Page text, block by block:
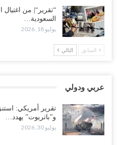
أغسطس 2, 2026
“حضرموت“| تغييرات سعودية بصفوف
بالعبر.. هل بدأت الرياض إعادة هيكلة
أغسطس 2, 2026
أغسطس 2, 2026
“تعز“| غضب شعبي يشلّ الخط الساحلي
الاستراتيجية بالانفجار من الداخل..!
أغسطس 2, 2026
“تقرير“| من
السعودية…
يوليو 18, 2026
السابق التالي
عربي ودولي
تقرير أمريكي:
و”باتريوت” يهدد…
يوليو 30, 2026